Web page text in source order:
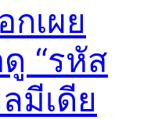
เผย
“รหัส
มีเดีย